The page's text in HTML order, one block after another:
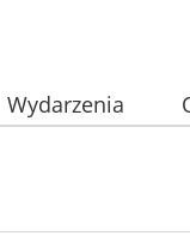
Wydarzenia